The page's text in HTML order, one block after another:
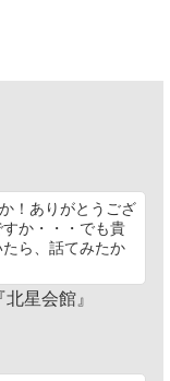
！ありがとうござ
か・・・でも貴
ら、話てみたか
星会館』